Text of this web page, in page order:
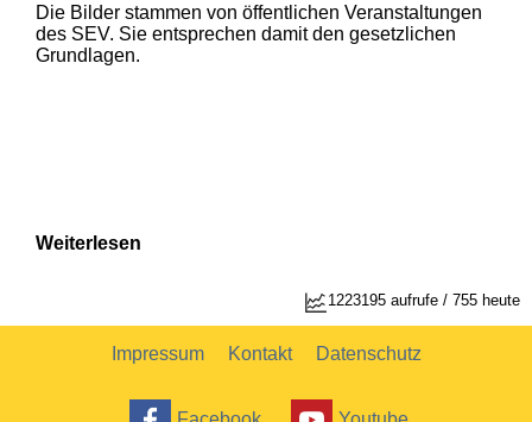
1 2
2
Die Bilder stammen von öffentlichen Veranstaltungen
des SEV. Sie entsprechen damit den gesetzlichen
Grundlagen.
Weiterlesen
1223195 aufrufe / 755 heute
Impressum Kontakt Datenschutz